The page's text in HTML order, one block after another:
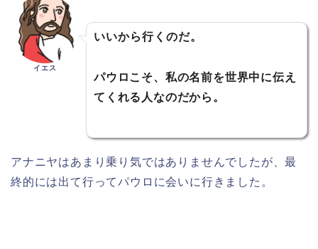
イエス
いいから行くのだ。
パウロこそ、私の名前を世界中に伝え
てくれる人なのだから。
アナニヤはあまり乗り気ではありませんでしたが、最
終的には出て行ってパウロに会いに行きました。